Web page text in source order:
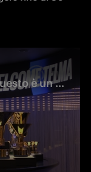
Ivarsdottir: «Felice e onorata, questo è un grande Club»